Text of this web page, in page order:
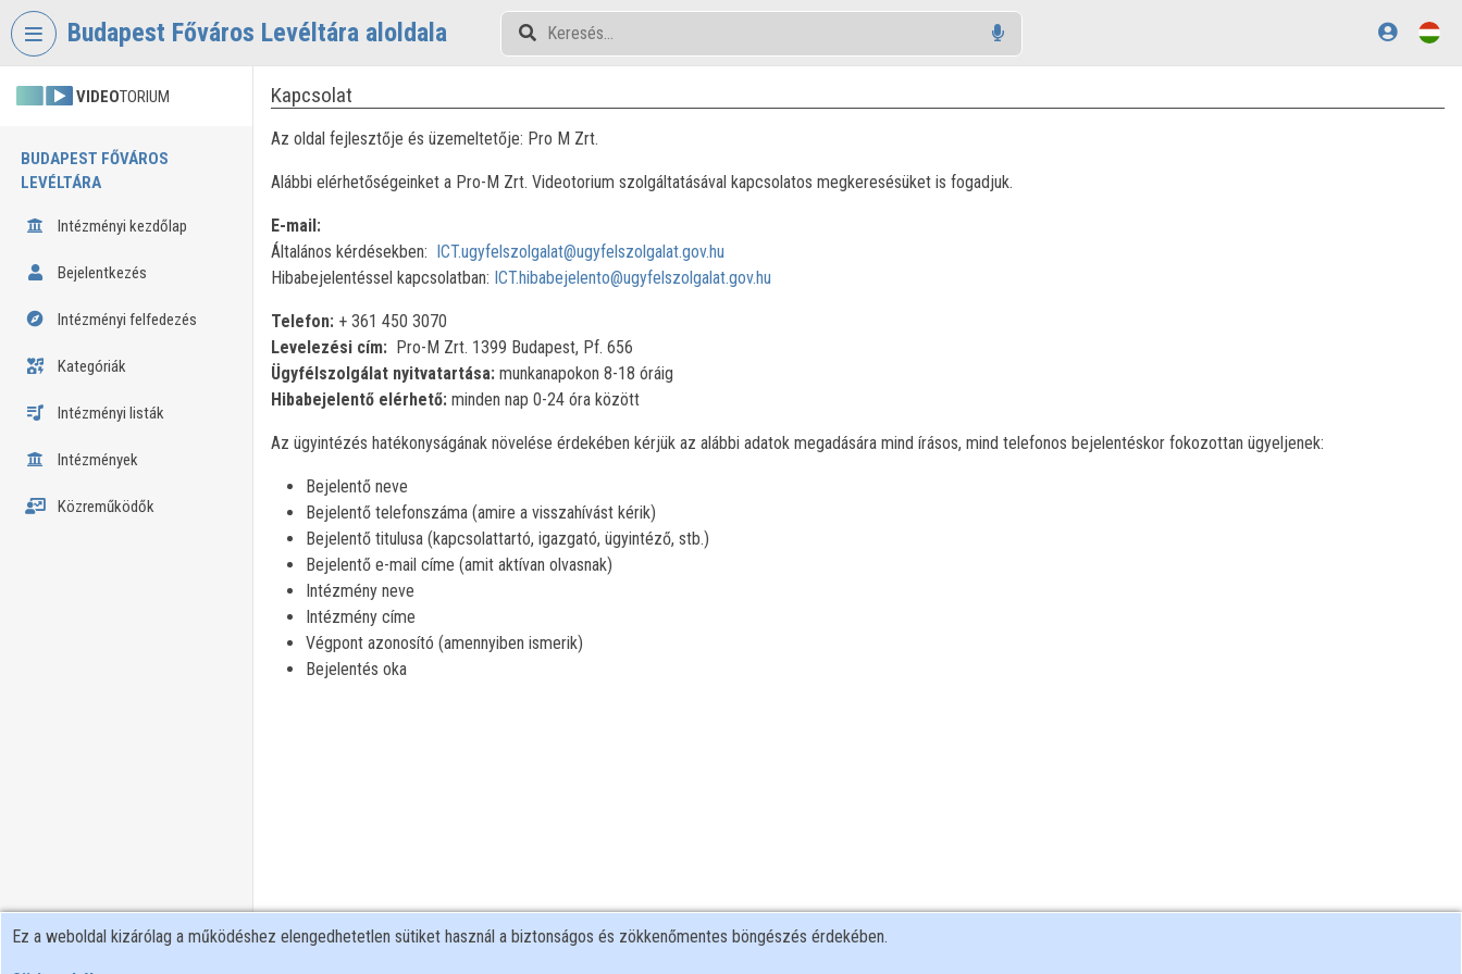
Fejléc kihagyása
Budapest Főváros Levéltára aloldala
VIDEOTORIUM
BUDAPEST FŐVÁROS
LEVÉLTÁRA
Intézményi kezdőlap
Bejelentkezés
Intézményi felfedezés
Kategóriák
Intézményi listák
Intézmények
Közreműködők
Kapcsolat
Az oldal fejlesztője és üzemeltetője: Pro M Zrt.
Alábbi elérhetőségeinket a Pro-M Zrt. Videotorium szolgáltatásával kapcsolatos megkeresésüket is fogadjuk.
E-mail:
Általános kérdésekben: ICT.ugyfelszolgalat@ugyfelszolgalat.gov.hu
Hibabejelentéssel kapcsolatban: ICT.hibabejelento@ugyfelszolgalat.gov.hu
Telefon: + 361 450 3070
Levelezési cím: Pro-M Zrt. 1399 Budapest, Pf. 656
Ügyfélszolgálat nyitvatartása: munkanapokon 8-18 óráig
Hibabejelentő elérhető: minden nap 0-24 óra között
Az ügyintézés hatékonyságának növelése érdekében kérjük az alábbi adatok megadására mind írásos, mind telefonos bejelentéskor fokozottan ügyeljenek:
Bejelentő neve
Bejelentő telefonszáma (amire a visszahívást kérik)
Bejelentő titulusa (kapcsolattartó, igazgató, ügyintéző, stb.)
Bejelentő e-mail címe (amit aktívan olvasnak)
Intézmény neve
Intézmény címe
Végpont azonosító (amennyiben ismerik)
Bejelentés oka
Ez a weboldal kizárólag a működéshez elengedhetetlen sütiket használ a biztonságos és zökkenőmentes böngészés érdekében.